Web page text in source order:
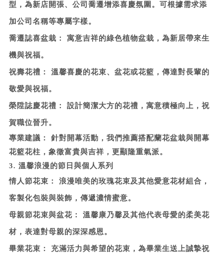
型，為新店開張、公司喬遷增添喜慶氛圍。可根據需求添
加公司名稱等專屬字樣。
喬遷誌喜盆栽： 寓意吉祥的綠色植物盆栽，為新居帶來生
機與祝福。
祝壽花禮： 溫馨喜慶的花束、盆花或花籃，傳達對長輩的
敬愛與祝福。
榮陞誌慶花禮： 設計簡潔大方的花禮，寓意積極向上，祝
賀職位晉升。
專業建議：
針對開幕活動，我們推薦搭配蘭花盆栽與開幕
花籃花柱，象徵富貴與吉祥，更顯隆重氣派。
3. 溫馨浪漫的節日與個人系列
情人節花束：
浪漫唯美的玫瑰花束及其他愛意花材組合，
客製化包裝與裝飾，傳遞濃情蜜意。
母親節花束與盆花： 溫馨康乃馨及其他代表母愛的柔美花
材，表達對母親的深深感恩。
畢業花束： 充滿活力與希望的花束，為畢業生送上誠摯祝